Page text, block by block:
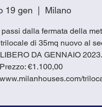
19 gen
  |
Milano
dalla fermata della
di 35mq nuovo al
DA GENNAIO 2023.
Prezzo: €1.100,00